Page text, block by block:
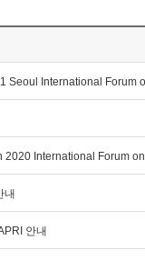
Seoul International
2020 International Forum
내
안내